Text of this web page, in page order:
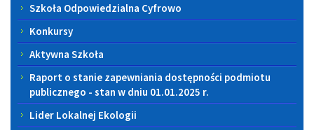
Szkoła Odpowiedzialna Cyfrowo
Konkursy
Aktywna Szkoła
Raport o stanie zapewniania dostępności podmiotu
publicznego - stan w dniu 01.01.2025 r.
Lider Lokalnej Ekologii